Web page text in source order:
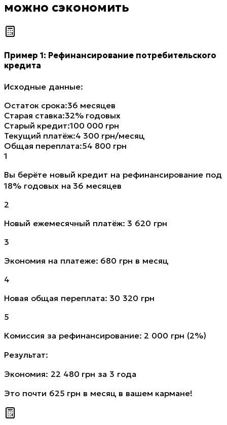
можно сэкономить
Пример 1: Рефинансирование потребительского
кредита
Исходные данные:
Остаток срока:36 месяцев
Старая ставка:32% годовых
Старый кредит:100 000 грн
Текущий платёж:4 300 грн/месяц
Общая переплата:54 800 грн
1
Вы берёте новый кредит на рефинансирование под
18% годовых на 36 месяцев
2
Новый ежемесячный платёж: 3 620 грн
3
Экономия на платеже: 680 грн в месяц
4
Новая общая переплата: 30 320 грн
5
Комиссия за рефинансирование: 2 000 грн (2%)
Результат:
Экономия: 22 480 грн за 3 года
Это почти 625 грн в месяц в вашем кармане!